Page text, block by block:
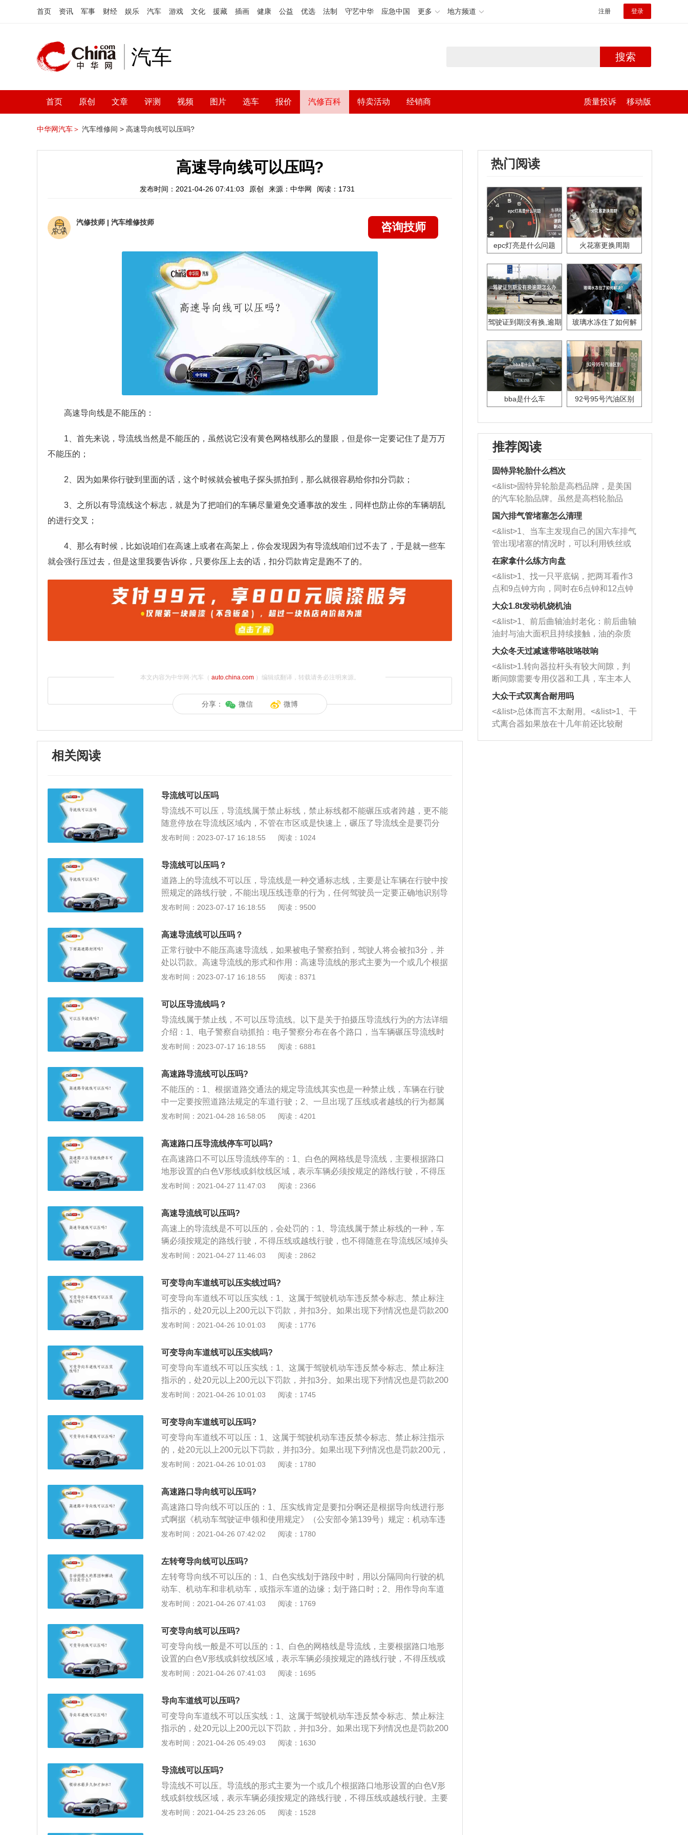
首页 资讯 军事 财经 娱乐 汽车 游戏 文化 援藏 插画 健康 公益 优选 法制 守艺中华 应急中国 更多 地方频道 注册 登录
汽车 搜索
首页 原创 文章 评测 视频 图片 选车 报价 汽修百科 特卖活动 经销商 质量投诉 移动版
中华网汽车＞ 汽车维修间 > 高速导向线可以压吗?
高速导向线可以压吗?
发布时间：2021-04-26 07:41:03 原创 来源：中华网 阅读：1731
汽修技师 | 汽车维修技师 咨询技师
高速导向线是不能压的：
1、首先来说，导流线当然是不能压的，虽然说它没有黄色网格线那么的显眼，但是你一定要记住了是万万
不能压的；
2、因为如果你行驶到里面的话，这个时候就会被电子探头抓拍到，那么就很容易给你扣分罚款；
3、之所以有导流线这个标志，就是为了把咱们的车辆尽量避免交通事故的发生，同样也防止你的车辆胡乱
的进行交叉；
4、那么有时候，比如说咱们在高速上或者在高架上，你会发现因为有导流线咱们过不去了，于是就一些车
就会强行压过去，但是这里我要告诉你，只要你压上去的话，扣分罚款肯定是跑不了的。
本文内容为中华网·汽车（ auto.china.com）编辑或翻译，转载请务必注明来源。
分享： 微信 微博
相关阅读
导流线可以压吗
导流线不可以压，导流线属于禁止标线，禁止标线都不能碾压或者跨越，更不能
随意停放在导流线区域内，不管在市区或是快速上，碾压了导流线全是要罚分
的。如有特殊情况，比如驾驶员身体突发情况不能够继续驾驶车辆，或是车辆因
处罚。导流线的制定的效果是让驾驶的车辆都是在特定行车道上行车，具有了管
控疏通的功效，可以有效的减少安全事故的产生，对不按照规定行车的车辆是会
对别人产生安全风险的，因此一定要严格执行道路交通法。导流线交通违章抓拍
方法一般有二种，电子眼抓拍与人工抓拍二种方法。电子眼抓拍一般会在各种交
通出行繁杂的实时路况设定。但有车辆碾压到导流线便会马上抓拍出来，传送到
当场惩罚。
发布时间：2023-07-17 16:18:55 阅读：1024
导流线可以压吗？
道路上的导流线不可以压，导流线是一种交通标志线，主要是让车辆在行驶中按
照规定的路线行驶，不能出现压线违章的行为，任何驾驶员一定要正确地识别导
流线，做到安全文明驾驶。以下是其相关介绍：导流线的介绍：道路上带有白色
辆必须按规定的路线行驶，不得压线或越线行驶。导流线的用途：导流线主要用
于过宽和不规则或行驶条件比较复杂的交叉路口，立体交叉的匝道口或其他特殊
地点。
发布时间：2023-07-17 16:18:55 阅读：9500
高速导流线可以压吗？
正常行驶中不能压高速导流线，如果被电子警察拍到，驾驶人将会被扣3分，并
处以罚款。高速导流线的形式和作用：高速导流线的形式主要为一个或几个根据
路口地形设置的白色V形线或斜纹线区域，标线形式主要有单实线、V形线和斜纹
m。主要用于过宽、不规则或行驶条件比较复杂的交叉路口，立体交叉的匝道口
或其他特殊地点。设置高速导流线，目的就是要让每一辆车都可以“车行其道”，
起到管制、引导、警示交通的作用，从而减少交通事故。高速导流线的行车规
则：高速导流线属于禁止标线的一种，车辆必须按规定的路线行驶，不得压线或
越线行驶，也不得随意在导流线区域掉头或停放；一旦查处可对驾驶员处罚款、
而是以侵占应急车道罚款、并记6分。
发布时间：2023-07-17 16:18:55 阅读：8371
可以压导流线吗？
导流线属于禁止线，不可以压导流线。以下是关于拍摄压导流线行为的方法详细
介绍：1、电子警察自动抓拍：电子警察分布在各个路口，当车辆碾压导流线时
电子警察会自动拍摄画面，并将数据传至后台进行处理。交警进一步确定违法行
现场处罚。但有些情况下如果车主压了导流线还是不会被处罚的，这是由于存在
导流线的设计与车道线不匹配的情况，这时候压导流线是允许的。
发布时间：2023-07-17 16:18:55 阅读：6881
高速路导流线可以压吗?
不能压的：1、根据道路交通法的规定导流线其实也是一种禁止线，车辆在行驶
中一定要按照道路法规定的车道行驶；2、一旦出现了压线或者越线的行为都属
于违章行为，此外如果驾驶员在导流线的区域内出现违章停放，以及违章掉头的
款，并且需要扣除驾驶员三分作为处罚。
发布时间：2021-04-28 16:58:05 阅读：4201
高速路口压导流线停车可以吗?
在高速路口不可以压导流线停车的：1、白色的网格线是导流线，主要根据路口
地形设置的白色V形线或斜纹线区域，表示车辆必须按规定的路线行驶，不得压
线或越线行驶。导流线主要用于过宽、不规则或行驶条件比较复杂的交叉路口，
这个路段是禁止驾驶员出现临时停车的行为。导流线的目的就是让每一个车辆都
可以在规定的车道内行驶，这对于交通来说起到一个管制以及疏导的作用，从而
对于减少交通意外事故的发生也会很有帮助；3、设置导流线，目的就是要让每
一辆车都可以“车行其道”，起到管制、引导、警示交通的作用，从而减少交通事
故。
发布时间：2021-04-27 11:47:03 阅读：2366
高速导流线可以压吗?
高速上的导流线是不可以压的，会处罚的：1、导流线属于禁止标线的一种，车
辆必须按规定的路线行驶，不得压线或越线行驶，也不得随意在导流线区域掉头
或停放；2、一旦查处可对驾驶员处罚100元、记3分。（2017年1月1日起要实行
分，而是以侵占应急车道，罚款200元、记6分）。
发布时间：2021-04-27 11:46:03 阅读：2862
可变导向车道线可以压实线过吗?
可变导向车道线不可以压实线：1、这属于驾驶机动车违反禁令标志、禁止标注
指示的，处20元以上200元以下罚款，并扣3分。如果出现下列情况也是罚款200
元，扣3分；2、车辆在行驶过程中出现压线、越线、单、双黄实线压线的都是；
情况下掉头，在禁止左转的路口左转，都违反了禁止标志的指示。
发布时间：2021-04-26 10:01:03 阅读：1776
可变导向车道线可以压实线吗?
可变导向车道线不可以压实线：1、这属于驾驶机动车违反禁令标志、禁止标注
指示的，处20元以上200元以下罚款，并扣3分。如果出现下列情况也是罚款200
元，扣3分；2、车辆在行驶过程中出现压线、越线、单、双黄实线压线的都是；
情况下掉头，在禁止左转的路口左转，都违反了禁止标志的指示。
发布时间：2021-04-26 10:01:03 阅读：1745
可变导向车道线可以压吗?
可变导向车道线不可以压：1、这属于驾驶机动车违反禁令标志、禁止标注指示
的，处20元以上200元以下罚款，并扣3分。如果出现下列情况也是罚款200元，
扣3分；2、车辆在行驶过程中出现压线、越线、单、双黄实线压线的都是；3、
况下掉头，在禁止左转的路口左转，都违反了禁止标志的指示。
发布时间：2021-04-26 10:01:03 阅读：1780
高速路口导向线可以压吗?
高速路口导向线不可以压的：1、压实线肯定是要扣分啊还是根据导向线进行形
式啊据《机动车驾驶证申领和使用规定》（公安部令第139号）规定：机动车违
反禁止标线指示的有以下几种情况。行驶过程中压线、越线、单、双黄实线的；
转弯的路口左转，都属于违反禁止标线指示。禁止标线即地上的黄实线和禁止停
车标示，压上去即违反禁止标线指示；3、叉路口不按路面导向标线行驶在相应
的车道，同样属于违反禁止标线指示。
发布时间：2021-04-26 07:42:02 阅读：1780
左转弯导向线可以压吗?
左转弯导向线不可以压的：1、白色实线划于路段中时，用以分隔同向行驶的机
动车、机动车和非机动车，或指示车道的边缘；划于路口时；2、用作导向车道
线或停止线，或用以引导车辆行驶轨迹。黄色实线划于路段中时，用以分隔对向
止驶入的范围或用于连接相邻道路中心线的路口导向线；划于路侧或缘石上时，
表示禁止路边长时停放车辆。
发布时间：2021-04-26 07:41:03 阅读：1769
可变导向线可以压吗?
可变导向线一般是不可以压的：1、白色的网格线是导流线，主要根据路口地形
设置的白色V形线或斜纹线区域，表示车辆必须按规定的路线行驶，不得压线或
越线行驶。导流线主要用于过宽、不规则或行驶条件比较复杂的交叉路口，立体
路段是禁止驾驶员出现临时停车的行为。导流线的目的就是让每一个车辆都可以
在规定的车道内行驶，这对于交通来说起到一个管制以及疏导的作用，从而对于
减少交通意外事故的发生也会很有帮助；3、根据道路交通法的规定导流线其实
也是一种禁止线，车辆在行驶中一定要按照道路法规定的车道行驶，一旦出现了
压线或者越线的行为都属于违章行为，此外如果驾驶员在导流线的区域内出现违
驾驶员处以100元的罚款，并且需要扣除驾驶员三分作为处罚。
发布时间：2021-04-26 07:41:03 阅读：1695
导向车道线可以压吗?
可变导向车道线不可以压实线：1、这属于驾驶机动车违反禁令标志、禁止标注
指示的，处20元以上200元以下罚款，并扣3分。如果出现下列情况也是罚款200
元，扣3分；2、车辆在行驶过程中出现压线、越线、单、双黄实线压线的都是；
情况下掉头，在禁止左转的路口左转，都违反了禁止标志的指示。
发布时间：2021-04-26 05:49:03 阅读：1630
导流线可以压吗?
导流线不可以压。导流线的形式主要为一个或几个根据路口地形设置的白色V形
线或斜纹线区域，表示车辆必须按规定的路线行驶，不得压线或越线行驶。主要
用于过宽、不规则或行驶条件比较复杂的交叉路口，立体交叉的匝道口或其他特
发布时间：2021-04-25 23:26:05 阅读：1528
热门阅读
epc灯亮是什么问题 火花塞更换周期
驾驶证到期没有换,逾期
玻璃水冻住了如何解
bba是什么车 92号95号汽油区别
推荐阅读
固特异轮胎什么档次
<&list>固特异轮胎是高档品牌，是美国
的汽车轮胎品牌。虽然是高档轮胎品
牌，但是中高低端的轮胎都有生产，这
也是为了更好的开拓市场。
国六排气管堵塞怎么清理
<&list>1、当车主发现自己的国六车排气
管出现堵塞的情况时，可以利用铁丝或
者是细棍，直接将杂物给取出来，如果
堵塞情况比较严重，也可以采取应急措
施。 <&list>2、直接利用木棍将所有的
杂物推到排气管里面的位置处，然后将
三元催化器拆解开，就可以将堵塞的东
西取出来。但如果是因为积碳过多引起
的堵塞，就需要将三元催化器泡在草酸
洗剂对堵塞的情况得到解决，将清洗剂
放在燃油箱中，与燃油混合后，车辆启
动时，就可以和汽油一起进入到燃烧
室，最后形成废气排出，就可以让三元
催化器得到清洗，排气管堵塞的情况就
能够得到解决。
在家拿什么练方向盘
<&list>1、找一只平底锅，把两耳看作3
点和9点钟方向，同时在6点钟和12点钟
方向做一个标记。 <&list>2、双手握住
一圈半的练习，往右同样也要打相同的
圈数。 <&list>3、最后强调要反复练
习，这样就可以形成肌肉记忆，在真实
驾驶车辆时，不需要记忆也能打好方
向。
大众1.8t发动机烧机油
<&list>1、前后曲轴油封老化：前后曲轴
油封与油大面积且持续接触，油的杂质
和发动机内持续温度变化使其密封效果
逐渐减弱，导致渗油或漏油。<&list>2、
活塞间隙过大：积碳会使活塞环与缸体
的间隙扩大，导致机油流入燃烧室中，
造成烧机油。<&list>3、机油粘度。使用
机油粘度过小的话，同样会有烧机油现
象，机油粘度过小具有很好的流动性，
大众冬天过减速带咯吱咯吱响
<&list>1.转向器拉杆头有较大间隙，判
断间隙需要专用仪器和工具，车主本人
无法制作，需要将车辆送到修理厂或4s
店；<&list>2.车辆半轴套管防尘罩破
裂，破裂后会出现漏油现象，使半轴磨
损严重，磨损的半轴容易损坏，产生异
响；<&list>3.稳定器的转向胶套和球头
大众干式双离合耐用吗
<&list>总体而言不太耐用。<&list>1、干
式离合器如果放在十几年前还比较耐